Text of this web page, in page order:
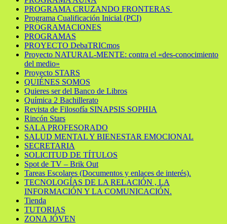
PROGRAMA CRUZANDO FRONTERAS
Programa Cualificación Inicial (PCI)
PROGRAMACIONES
PROGRAMAS
PROYECTO DebaTRICmos
Proyecto NATURAL-MENTE: contra el «des-conocimiento
del medio»
Proyecto STARS
QUIÉNES SOMOS
Quieres ser del Banco de Libros
Química 2 Bachillerato
Revista de Filosofía SINAPSIS SOPHIA
Rincón Stars
SALA PROFESORADO
SALUD MENTAL Y BIENESTAR EMOCIONAL
SECRETARIA
SOLICITUD DE TÍTULOS
Spot de TV – Brik Out
Tareas Escolares (Documentos y enlaces de interés).
TECNOLOGÍAS DE LA RELACIÓN , LA
INFORMACIÓN Y LA COMUNICACIÓN.
Tienda
TUTORIAS
ZONA JÓVEN